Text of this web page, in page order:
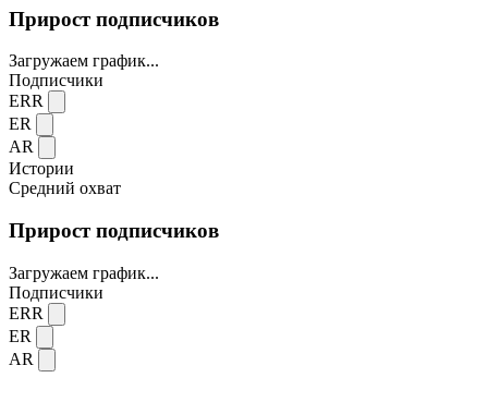
Прирост подписчиков
Загружаем график...
Подписчики
ERR
ER
AR
Истории
Средний охват
Прирост подписчиков
Загружаем график...
Подписчики
ERR
ER
AR